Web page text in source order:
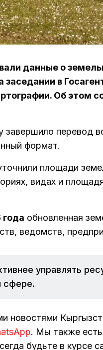
данные о
заседании в
Об этом
перевод
формат.
площади
видах и
года обновленная
ведомств,
управлять
сфере.
новостями
. Мы также
будьте в курсе